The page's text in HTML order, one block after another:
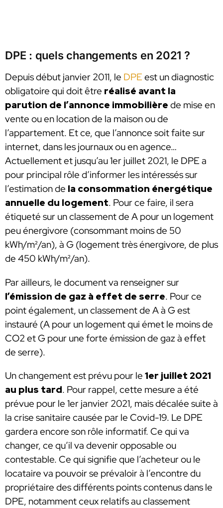
DPE : quels changements en 2021 ?
Depuis début janvier 2011, le DPE est un diagnostic
obligatoire qui doit être réalisé avant la
parution de l’annonce immobilière de mise en
vente ou en location de la maison ou de
l’appartement. Et ce, que l’annonce soit faite sur
internet, dans les journaux ou en agence…
Actuellement et jusqu’au 1er juillet 2021, le DPE a
pour principal rôle d’informer les intéressés sur
l’estimation de la consommation énergétique
annuelle du logement. Pour ce faire, il sera
étiqueté sur un classement de A pour un logement
peu énergivore (consommant moins de 50
kWh/m²/an), à G (logement très énergivore, de plus
de 450 kWh/m²/an).
Par ailleurs, le document va renseigner sur
l’émission de gaz à effet de serre. Pour ce
point également, un classement de A à G est
instauré (A pour un logement qui émet le moins de
CO2 et G pour une forte émission de gaz à effet
de serre).
Un changement est prévu pour le 1er juillet 2021
au plus tard. Pour rappel, cette mesure a été
prévue pour le 1er janvier 2021, mais décalée suite à
la crise sanitaire causée par le Covid-19. Le DPE
gardera encore son rôle informatif. Ce qui va
changer, ce qu’il va devenir opposable ou
contestable. Ce qui signifie que l’acheteur ou le
locataire va pouvoir se prévaloir à l’encontre du
propriétaire des différents points contenus dans le
DPE, notamment ceux relatifs au classement